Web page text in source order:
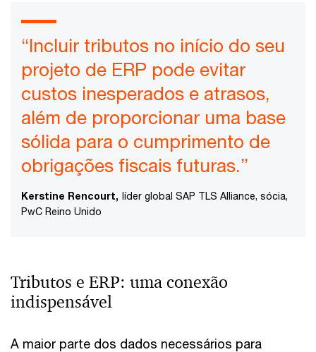
“Incluir tributos no início do seu
projeto de ERP pode evitar
custos inesperados e atrasos,
além de proporcionar uma base
sólida para o cumprimento de
obrigações fiscais futuras.”
Kerstine Rencourt, líder global SAP TLS Alliance, sócia,
PwC Reino Unido
Tributos e ERP: uma conexão
indispensável
A maior parte dos dados necessários para